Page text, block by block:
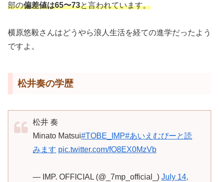
部の偏差値は65〜73と言われています。
横原悠毅さんはどうやら浪人生活を経ての進学だったよう
ですよ。
松井奏の学歴
松井 奏
Minato Matsui#TOBE_IMP#あいえむぴーと読
みます pic.twitter.com/fO8EX0MzVb
— IMP. OFFICIAL (@_7mp_official_) July 14,